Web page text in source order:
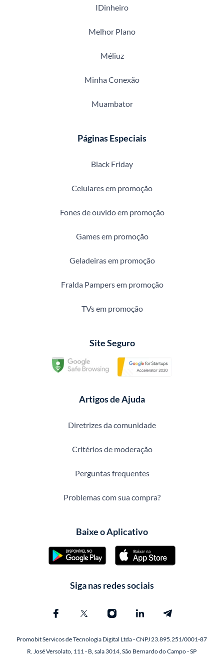
IDinheiro
Melhor Plano
Méliuz
Minha Conexão
Muambator
Páginas Especiais
Black Friday
Celulares em promoção
Fones de ouvido em promoção
Games em promoção
Geladeiras em promoção
Fralda Pampers em promoção
TVs em promoção
Site Seguro
Artigos de Ajuda
Diretrizes da comunidade
Critérios de moderação
Perguntas frequentes
Problemas com sua compra?
Baixe o Aplicativo
Siga nas redes sociais
Promobit Servicos de Tecnologia Digital Ltda - CNPJ 23.895.251/0001-87
R. José Versolato, 111 - B, sala 3014, São Bernardo do Campo - SP